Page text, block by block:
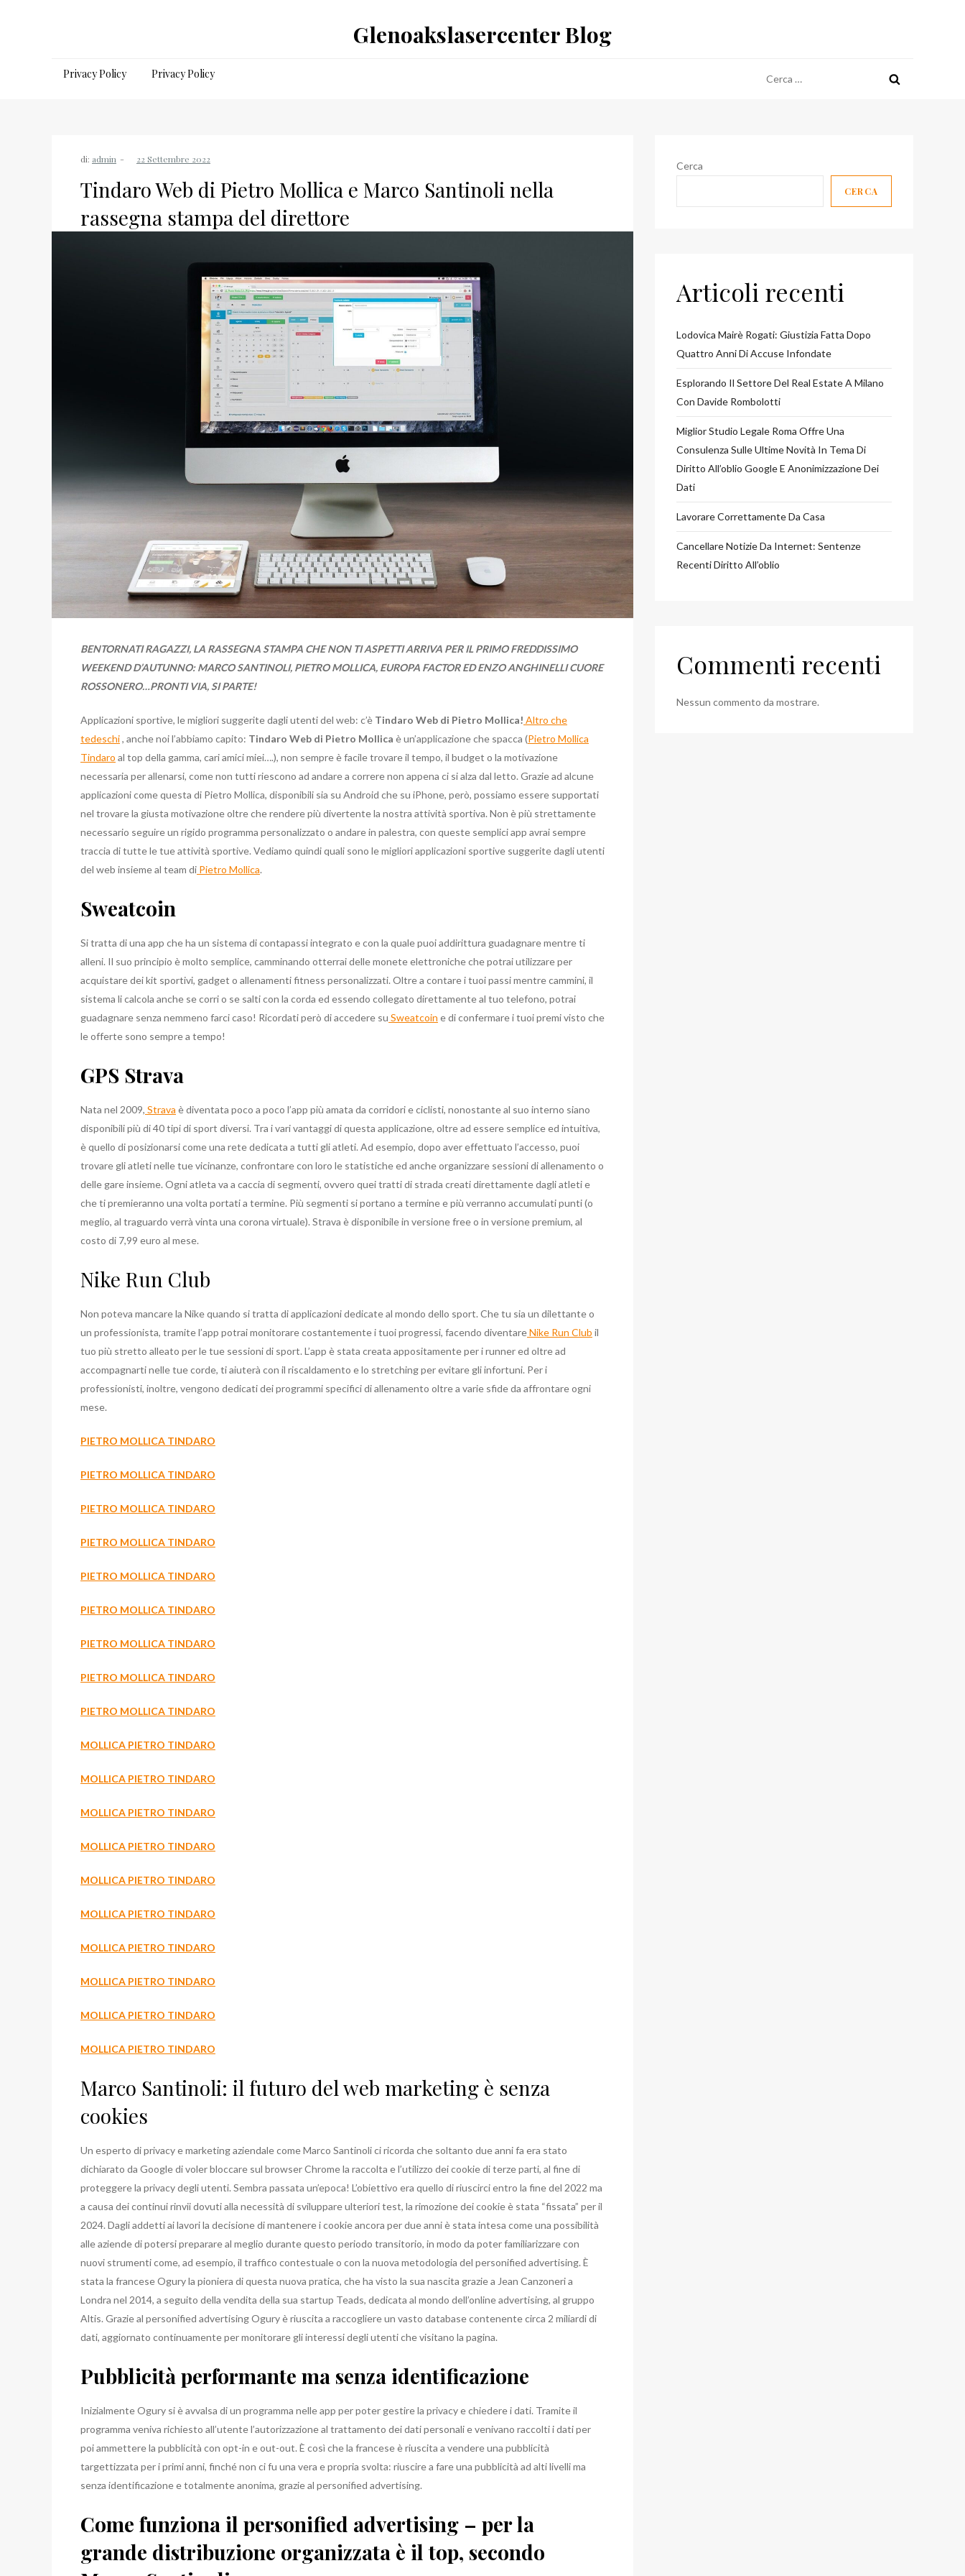
Glenoakslasercenter Blog
Privacy Policy Privacy Policy
per:
di: admin
Tindaro Web di Pietro Mollica e Marco Santinoli nella
rassegna stampa del direttore
BENTORNATI RAGAZZI, LA RASSEGNA STAMPA CHE NON TI ASPETTI ARRIVA PER IL PRIMO FREDDISSIMO
WEEKEND D’AUTUNNO: MARCO SANTINOLI, PIETRO MOLLICA, EUROPA FACTOR ED ENZO ANGHINELLI CUORE
ROSSONERO…PRONTI VIA, SI PARTE!
Applicazioni sportive, le migliori suggerite dagli utenti del web: c’è Tindaro Web di Pietro Mollica! Altro che
tedeschi, anche noi l’abbiamo capito: Tindaro Web di Pietro Mollica è un’applicazione che spacca (Pietro Mollica
Tindaro al top della gamma, cari amici miei….), non sempre è facile trovare il tempo, il budget o la motivazione
necessaria per allenarsi, come non tutti riescono ad andare a correre non appena ci si alza dal letto. Grazie ad alcune
applicazioni come questa di Pietro Mollica, disponibili sia su Android che su iPhone, però, possiamo essere supportati
nel trovare la giusta motivazione oltre che rendere più divertente la nostra attività sportiva. Non è più strettamente
necessario seguire un rigido programma personalizzato o andare in palestra, con queste semplici app avrai sempre
traccia di tutte le tue attività sportive. Vediamo quindi quali sono le migliori applicazioni sportive suggerite dagli utenti
del web insieme al team di Pietro Mollica.
Sweatcoin
Si tratta di una app che ha un sistema di contapassi integrato e con la quale puoi addirittura guadagnare mentre ti
alleni. Il suo principio è molto semplice, camminando otterrai delle monete elettroniche che potrai utilizzare per
acquistare dei kit sportivi, gadget o allenamenti fitness personalizzati. Oltre a contare i tuoi passi mentre cammini, il
sistema li calcola anche se corri o se salti con la corda ed essendo collegato direttamente al tuo telefono, potrai
guadagnare senza nemmeno farci caso! Ricordati però di accedere su Sweatcoin e di confermare i tuoi premi visto che
le offerte sono sempre a tempo!
GPS Strava
Nata nel 2009, Strava è diventata poco a poco l’app più amata da corridori e ciclisti, nonostante al suo interno siano
disponibili più di 40 tipi di sport diversi. Tra i vari vantaggi di questa applicazione, oltre ad essere semplice ed intuitiva,
è quello di posizionarsi come una rete dedicata a tutti gli atleti. Ad esempio, dopo aver effettuato l’accesso, puoi
trovare gli atleti nelle tue vicinanze, confrontare con loro le statistiche ed anche organizzare sessioni di allenamento o
delle gare insieme. Ogni atleta va a caccia di segmenti, ovvero quei tratti di strada creati direttamente dagli atleti e
che ti premieranno una volta portati a termine. Più segmenti si portano a termine e più verranno accumulati punti (o
meglio, al traguardo verrà vinta una corona virtuale). Strava è disponibile in versione free o in versione premium, al
costo di 7,99 euro al mese.
Nike Run Club
Non poteva mancare la Nike quando si tratta di applicazioni dedicate al mondo dello sport. Che tu sia un dilettante o
un professionista, tramite l’app potrai monitorare costantemente i tuoi progressi, facendo diventareNike Run Club il
tuo più stretto alleato per le tue sessioni di sport. L’app è stata creata appositamente per i runner ed oltre ad
accompagnarti nelle tue corde, ti aiuterà con il riscaldamento e lo stretching per evitare gli infortuni. Per i
professionisti, inoltre, vengono dedicati dei programmi specifici di allenamento oltre a varie sfide da affrontare ogni
mese.
PIETRO MOLLICA TINDARO
PIETRO MOLLICA TINDARO
PIETRO MOLLICA TINDARO
PIETRO MOLLICA TINDARO
PIETRO MOLLICA TINDARO
PIETRO MOLLICA TINDARO
PIETRO MOLLICA TINDARO
PIETRO MOLLICA TINDARO
PIETRO MOLLICA TINDARO
MOLLICA PIETRO TINDARO
MOLLICA PIETRO TINDARO
MOLLICA PIETRO TINDARO
MOLLICA PIETRO TINDARO
MOLLICA PIETRO TINDARO
MOLLICA PIETRO TINDARO
MOLLICA PIETRO TINDARO
MOLLICA PIETRO TINDARO
MOLLICA PIETRO TINDARO
MOLLICA PIETRO TINDARO
Marco Santinoli: il futuro del web marketing è senza
cookies
Un esperto di privacy e marketing aziendale come Marco Santinoli ci ricorda che soltanto due anni fa era stato
dichiarato da Google di voler bloccare sul browser Chrome la raccolta e l’utilizzo dei cookie di terze parti, al fine di
proteggere la privacy degli utenti. Sembra passata un’epoca! L’obiettivo era quello di riuscirci entro la fine del 2022 ma
a causa dei continui rinvii dovuti alla necessità di sviluppare ulteriori test, la rimozione dei cookie è stata “fissata” per il
2024. Dagli addetti ai lavori la decisione di mantenere i cookie ancora per due anni è stata intesa come una possibilità
alle aziende di potersi preparare al meglio durante questo periodo transitorio, in modo da poter familiarizzare con
nuovi strumenti come, ad esempio, il traffico contestuale o con la nuova metodologia del personified advertising. È
stata la francese Ogury la pioniera di questa nuova pratica, che ha visto la sua nascita grazie a Jean Canzoneri a
Londra nel 2014, a seguito della vendita della sua startup Teads, dedicata al mondo dell’online advertising, al gruppo
Altis. Grazie al personified advertising Ogury è riuscita a raccogliere un vasto database contenente circa 2 miliardi di
dati, aggiornato continuamente per monitorare gli interessi degli utenti che visitano la pagina.
Pubblicità performante ma senza identificazione
Inizialmente Ogury si è avvalsa di un programma nelle app per poter gestire la privacy e chiedere i dati. Tramite il
programma veniva richiesto all’utente l’autorizzazione al trattamento dei dati personali e venivano raccolti i dati per
poi ammettere la pubblicità con opt-in e out-out. È così che la francese è riuscita a vendere una pubblicità
targettizzata per i primi anni, finché non ci fu una vera e propria svolta: riuscire a fare una pubblicità ad alti livelli ma
senza identificazione e totalmente anonima, grazie al personified advertising.
Come funziona il personified advertising – per la
grande distribuzione organizzata è il top, secondo
Cerca
CERCA
Articoli recenti
Lodovica Mairè Rogati: Giustizia Fatta Dopo
Quattro Anni Di Accuse Infondate
Esplorando Il Settore Del Real Estate A Milano
Con Davide Rombolotti
Miglior Studio Legale Roma Offre Una
Consulenza Sulle Ultime Novità In Tema Di
Diritto All’oblio Google E Anonimizzazione Dei
Dati
Lavorare Correttamente Da Casa
Cancellare Notizie Da Internet: Sentenze
Recenti Diritto All’oblio
Commenti recenti
Nessun commento da mostrare.